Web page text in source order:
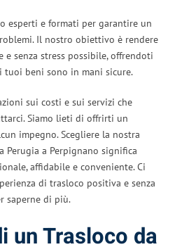
esperti e formati per garantire un
Il nostro obiettivo è rendere
senza stress possibile, offrendoti
beni sono in mani sicure.
sui costi e sui servizi che
Siamo lieti di offrirti un
impegno. Scegliere la nostra
a Perpignano significa
affidabile e conveniente. Ci
di trasloco positiva e senza
saperne di più.
un Trasloco da